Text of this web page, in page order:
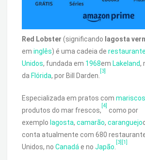
Red Lobster (significando lagosta
em inglês) é uma cadeia de
Unidos, fundada em 1968em Lakeland,
da Flórida, por Bill Darden.
[3]
Especializada em pratos com mariscos
produtos do mar frescos,
[4]
como por
exemplo lagosta, camarão, caranguejo
conta atualmente com 680
Unidos, no Canadá e no Japão
[3] [1]